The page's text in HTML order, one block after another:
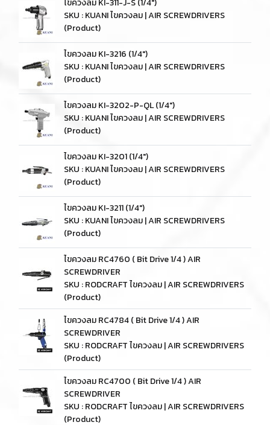
ไขควงลม KI-311-J-S (1/4")
SKU : KUANI ไขควงลม | AIR SCREWDRIVERS
(Product)
ไขควงลม KI-3216 (1/4")
SKU : KUANI ไขควงลม | AIR SCREWDRIVERS
(Product)
ไขควงลม KI-3202-P-QL (1/4")
SKU : KUANI ไขควงลม | AIR SCREWDRIVERS
(Product)
ไขควงลม KI-3201 (1/4")
SKU : KUANI ไขควงลม | AIR SCREWDRIVERS
(Product)
ไขควงลม KI-3211 (1/4")
SKU : KUANI ไขควงลม | AIR SCREWDRIVERS
(Product)
ไขควงลม RC4760 ( Bit Drive 1/4 ) AIR
SCREWDRIVER
SKU : RODCRAFT ไขควงลม | AIR SCREWDRIVERS
(Product)
ไขควงลม RC4784 ( Bit Drive 1/4 ) AIR
SCREWDRIVER
SKU : RODCRAFT ไขควงลม | AIR SCREWDRIVERS
(Product)
ไขควงลม RC4700 ( Bit Drive 1/4 ) AIR
SCREWDRIVER
SKU : RODCRAFT ไขควงลม | AIR SCREWDRIVERS
(Product)